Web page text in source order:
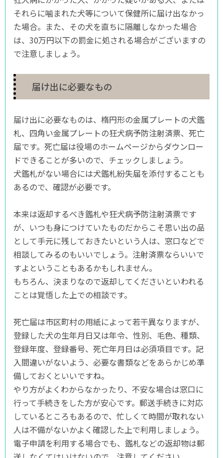
それらに噛まれた犬等について保健所に届け出なかっ
た場合。また、その犬を直ちに隔離しなかった場合
は、30万円以下の罰金に処される場合がございますの
で注意しましょう。
届け出に必要なもの
届け出に必要なものは、楕円形の金属プレートの犬鑑
札、四角い金属プレートの狂犬病予防注射済票、死亡
届です。死亡届は役場のホームページからダウンロー
ドできることが多いので、チェックしましょう。
犬鑑札がない場合には犬鑑札紛失届を添付することも
あるので、確認が必要です。
本来は返却するべき鑑札や狂犬病予防注射済票です
が、いつも身につけていたものだからこそ思い出の品
として手元に残しておきたいという人は、窓口などで
相談してみるのもいいでしょう。注射済票ならいいで
すよということもあるかもしれません。
もちろん、決まりなので返却してくださいといわれる
ことは覚悟した上での相談です。
死亡届は市区町村の用紙によって若干異なりますが、
登録した犬の生年月日又は年令、性別、毛色、種類、
登録年度、登録番号、死亡年月日は必須項目です。記
入間違いがないよう、必要な書類などをあらかじめ準
備しておくといいですね。
やり方がよくわからなかったり、不安な場合は窓口に
行って手続きをした方が安心です。郵送手続きに対応
しているところもあるので、忙しくて時間が取れない
人は不備がないかよく確認した上で利用しましょう。
電子申請を利用する場合でも、鑑札などの返却物は郵